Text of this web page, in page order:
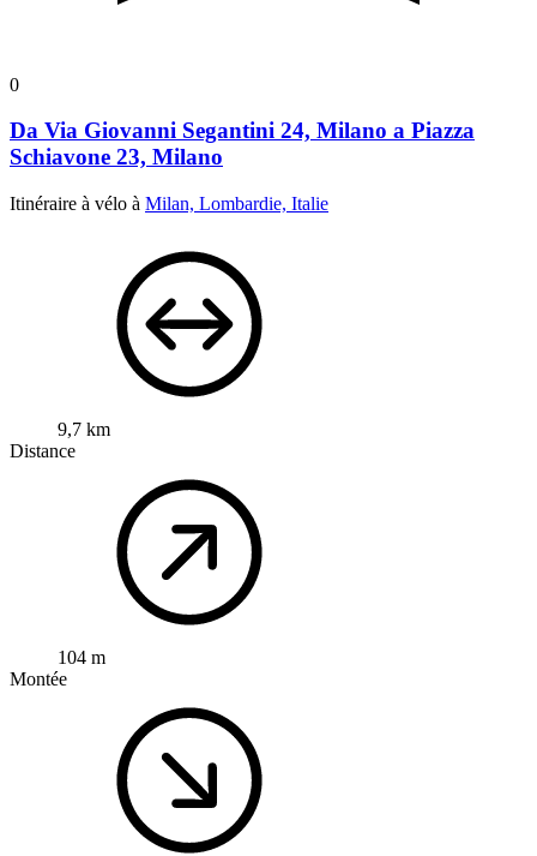
0
Da Via Giovanni Segantini 24, Milano a Piazza
Schiavone 23, Milano
Itinéraire à vélo à Milan, Lombardie, Italie
9,7 km
Distance
104 m
Montée